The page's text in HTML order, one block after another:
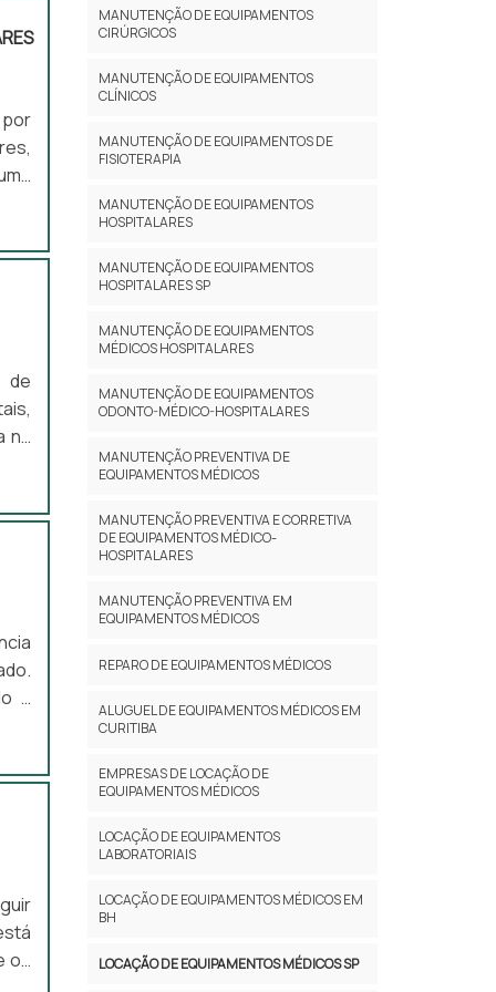
o
de
e
de
na
a
e
se
e
os
MANUTENÇÃO DE EQUIPAMENTOS
CIRÚRGICOS
MANUTENÇÃO DE EQUIPAMENTOS
CLÍNICOS
MANUTENÇÃO DE EQUIPAMENTOS DE
FISIOTERAPIA
MANUTENÇÃO DE EQUIPAMENTOS
HOSPITALARES
MANUTENÇÃO DE EQUIPAMENTOS
HOSPITALARES SP
MANUTENÇÃO DE EQUIPAMENTOS
MÉDICOS HOSPITALARES
MANUTENÇÃO DE EQUIPAMENTOS
ODONTO-MÉDICO-HOSPITALARES
MANUTENÇÃO PREVENTIVA DE
EQUIPAMENTOS MÉDICOS
MANUTENÇÃO PREVENTIVA E CORRETIVA
DE EQUIPAMENTOS MÉDICO-
HOSPITALARES
MANUTENÇÃO PREVENTIVA EM
EQUIPAMENTOS MÉDICOS
REPARO DE EQUIPAMENTOS MÉDICOS
ALUGUEL DE EQUIPAMENTOS MÉDICOS EM
CURITIBA
EMPRESAS DE LOCAÇÃO DE
EQUIPAMENTOS MÉDICOS
LOCAÇÃO DE EQUIPAMENTOS
LABORATORIAIS
LOCAÇÃO DE EQUIPAMENTOS MÉDICOS EM
BH
LOCAÇÃO DE EQUIPAMENTOS MÉDICOS SP